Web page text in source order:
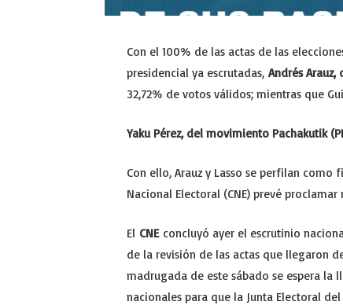
Con el 100% de las actas de las
presidencial ya escrutadas, Andrés Arauz,
32,72% de votos válidos; mientras que
Yaku Pérez, del movimiento Pachakutik
Con ello, Arauz y Lasso se perfilan como
Nacional Electoral (CNE) prevé
El CNE concluyó ayer el escrutinio
de la revisión de las actas que llegaron
madrugada de este sábado se espera la
nacionales para que la Junta Electoral